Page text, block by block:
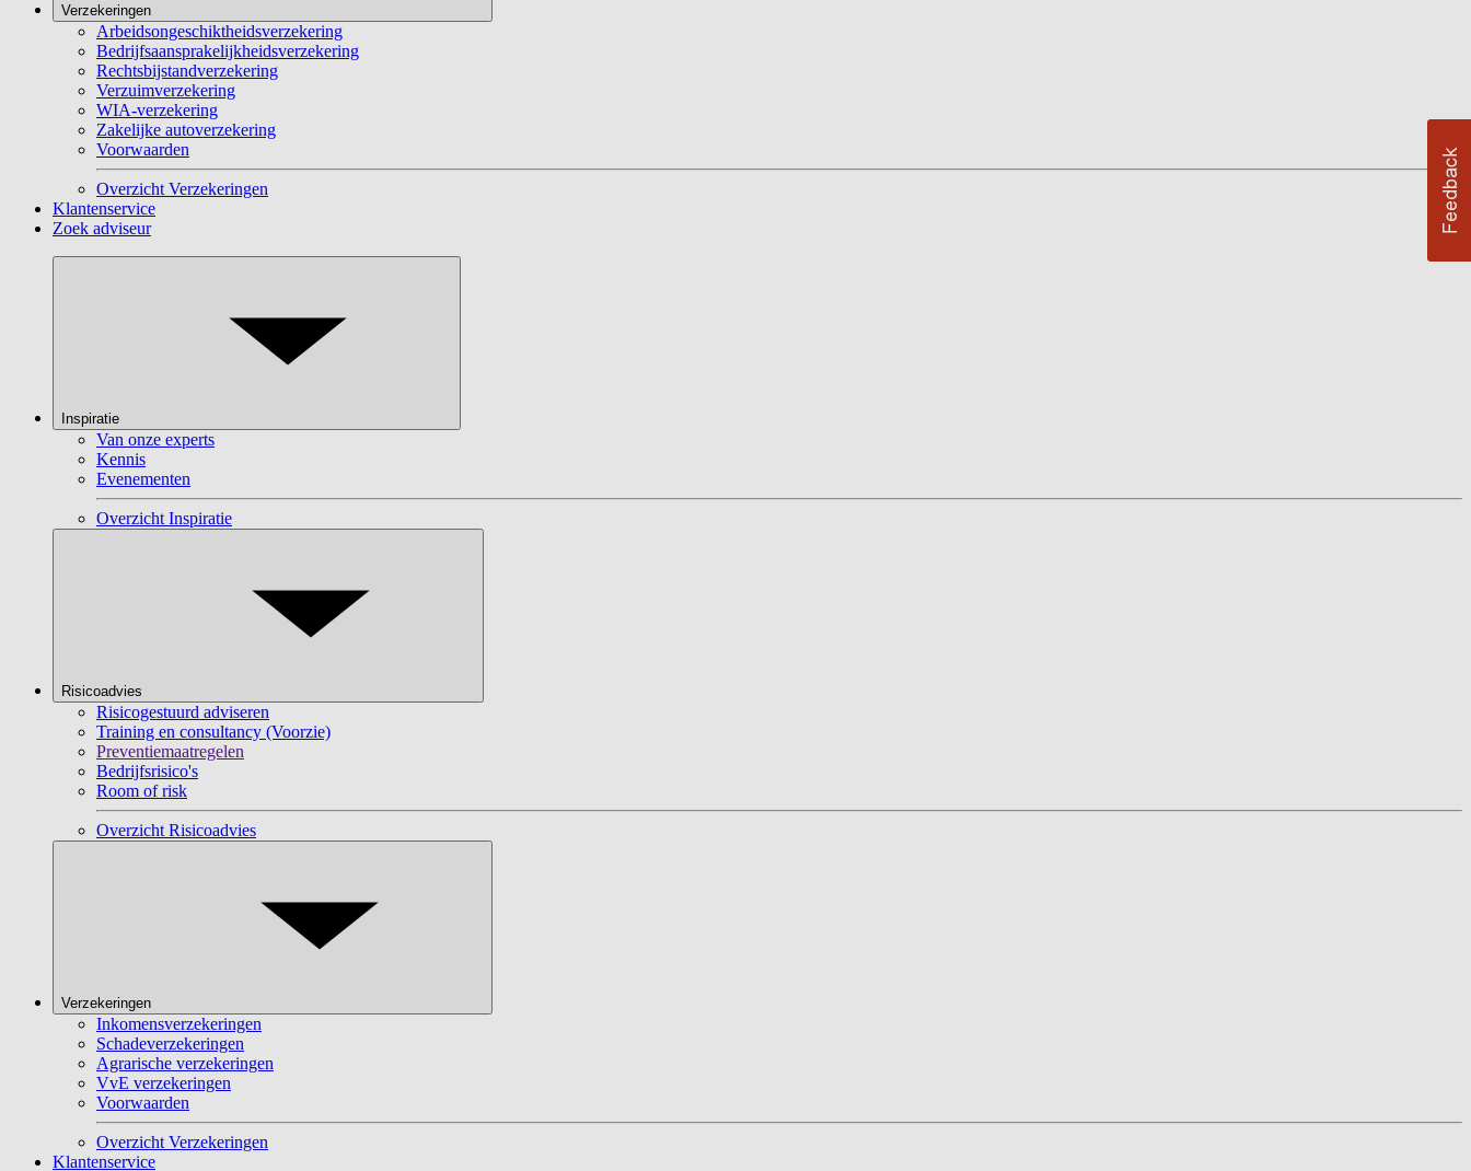
Verzekeringen
Arbeidsongeschiktheidsverzekering
Bedrijfsaansprakelijkheidsverzekering
Rechtsbijstandverzekering
Verzuimverzekering
WIA-verzekering
Zakelijke autoverzekering
Voorwaarden
Overzicht Verzekeringen
Klantenservice
Zoek adviseur
Inspiratie
Van onze experts
Kennis
Evenementen
Overzicht Inspiratie
Risicoadvies
Risicogestuurd adviseren
Training en consultancy (Voorzie)
Preventiemaatregelen
Bedrijfsrisico's
Room of risk
Overzicht Risicoadvies
Verzekeringen
Inkomensverzekeringen
Schadeverzekeringen
Agrarische verzekeringen
VvE verzekeringen
Voorwaarden
Overzicht Verzekeringen
Klantenservice